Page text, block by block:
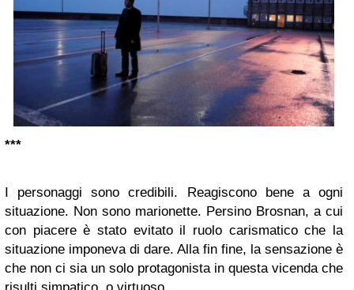
***
I personaggi sono credibili. Reagiscono bene a ogni
situazione. Non sono marionette. Persino Brosnan, a cui
con piacere è stato evitato il ruolo carismatico che la
situazione imponeva di dare. Alla fin fine, la sensazione è
che non ci sia un solo protagonista in questa vicenda che